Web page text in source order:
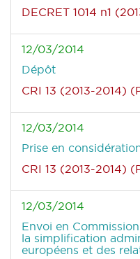
DECRET 1014 n1
12/03/2014
Dépôt
CRI 13 (2013-2014)
12/03/2014
Prise en
CRI 13 (2013-2014)
12/03/2014
Envoi en
la simplification
européens et des